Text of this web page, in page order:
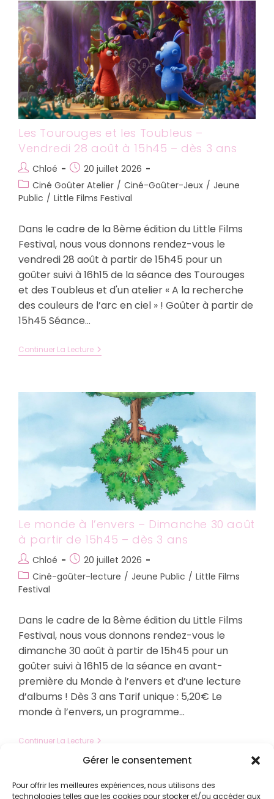
Gérer le consentement
Pour offrir les meilleures expériences, nous utilisons des
technologies telles que les cookies pour stocker et/ou accéder aux
–
Mercredi
26
Août
–
Dès
4
Ans
Les Tourouges et les Toubleus –
Vendredi 28 août à 15h45 – dès 3 ans
Auteur/autrice
de
la
publication :
Chloé
Publication
publiée :
20 juillet 2026
Post
category:
Ciné Goûter Atelier / Ciné-Goûter-Jeux / Jeune
Public / Little Films Festival
Dans le cadre de la 8ème édition du Little Films
Festival, nous vous donnons rendez-vous le
vendredi 28 août à partir de 15h45 pour un
goûter suivi à 16h15 de la séance des Tourouges
et des Toubleus et d'un atelier « A la recherche
des couleurs de l’arc en ciel » ! Goûter à partir de
15h45 Séance…
Continuer La LectureLes
Tourouges
–
Vendredi
Août
15h45
–
Dès
3
Ans
Le monde à l’envers – Dimanche 30 août
à partir de 15h45 – dès 3 ans
Auteur/autrice
de
la
Chloé
Publication
publiée :
20 juillet 2026
Post
category:
Ciné-goûter-lecture / Jeune Public / Little Films
Festival
Dans le cadre de la 8ème édition du Little Films
Festival, nous vous donnons rendez-vous le
dimanche 30 août à partir de 15h45 pour un
goûter suivi à 16h15 de la séance en avant-
première du Monde à l’envers et d’une lecture
d’albums ! Dès 3 ans Tarif unique : 5,20€ Le
monde à l’envers, un programme…
Continuer La LectureLe
À
Dimanche